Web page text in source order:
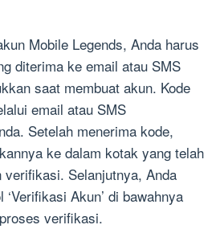
Mobile Legends, Anda harus
diterima ke email atau SMS
saat membuat akun. Kode
email atau SMS
Setelah menerima kode,
ke dalam kotak yang telah
verifikasi. Selanjutnya, Anda
Akun’ di bawahnya
verifikasi.